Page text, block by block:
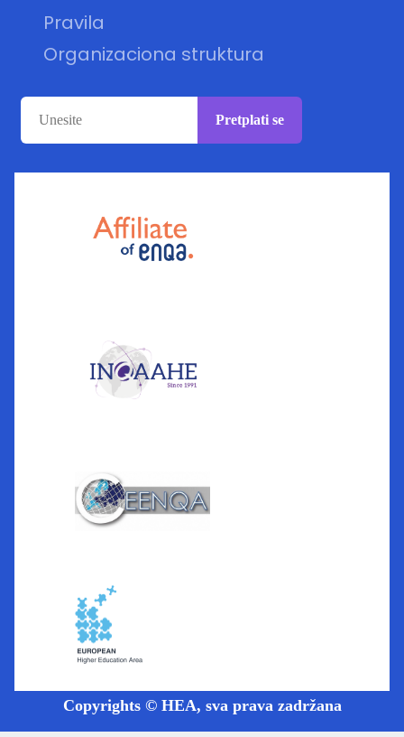
Pravila
Organizaciona struktura
Pretplati se
Copyrights © HEA, sva prava zadržana